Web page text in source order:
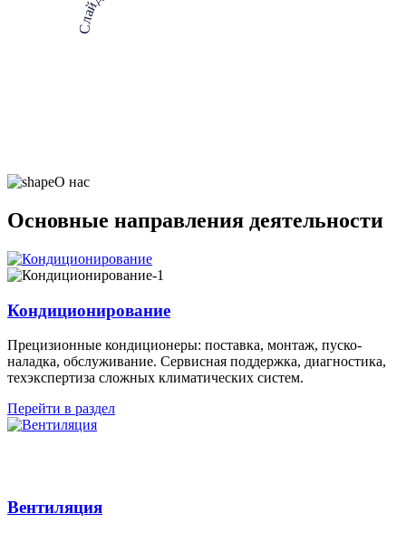
О нас
Основные направления деятельности
Кондиционирование
Прецизионные кондиционеры: поставка, монтаж, пуско-
наладка, обслуживание. Сервисная поддержка, диагностика,
техэкспертиза сложных климатических систем.
Перейти в раздел
Вентиляция